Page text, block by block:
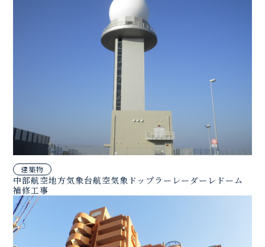
建築物
中部航空地方気象台航空気象ドップラーレーダーレドーム
補修工事